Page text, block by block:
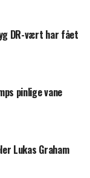
DR-vært har fået
pinlige vane
Lukas Graham